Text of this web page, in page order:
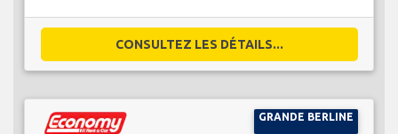
CONSULTEZ LES DÉTAILS...
GRANDE BERLINE